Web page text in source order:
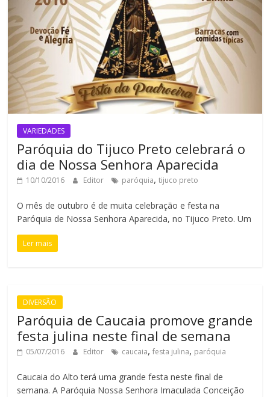
VARIEDADES
Paróquia do Tijuco Preto celebrará o
dia de Nossa Senhora Aparecida
10/10/2016 Editor paróquia,tijuco preto
O mês de outubro é de muita celebração e festa na
Paróquia de Nossa Senhora Aparecida, no Tijuco Preto. Um
Ler mais
DIVERSÃO
Paróquia de Caucaia promove grande
festa julina neste final de semana
05/07/2016 Editor caucaia,festa julina, paróquia
Caucaia do Alto terá uma grande festa neste final de
semana. A Paróquia Nossa Senhora Imaculada Conceição